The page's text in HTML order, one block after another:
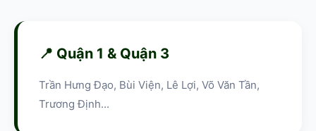
📍 Quận 1 & Quận 3
Trần Hưng Đạo, Bùi Viện, Lê Lợi, Võ Văn Tần,
Trương Định...